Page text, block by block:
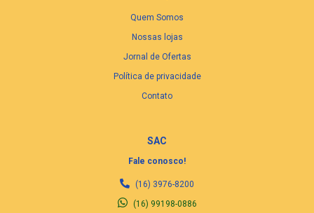
Quem Somos
Nossas lojas
Jornal de Ofertas
Política de privacidade
Contato
SAC
Fale conosco!
(16) 3976-8200
(16) 99198-0886